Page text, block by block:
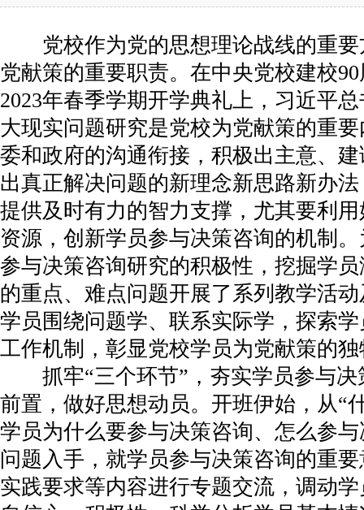
党校作为党的思想理论战线的重
党献策的重要职责。在中央党校建校
2023年春季学期开学典礼上，习近平
大现实问题研究是党校为党献策的重
委和政府的沟通衔接，积极出主意、
出真正解决问题的新理念新思路新办
提供及时有力的智力支撑，尤其要利
资源，创新学员参与决策咨询的机制
参与决策咨询研究的积极性，挖掘学
的重点、难点问题开展了系列教学活
学员围绕问题学、联系实际学，探索
工作机制，彰显党校学员为党献策的
抓牢“三个环节”，夯实学员参与决
前置，做好思想动员。开班伊始，从“
学员为什么要参与决策咨询、怎么参
问题入手，就学员参与决策咨询的重
实践要求等内容进行专题交流，调动